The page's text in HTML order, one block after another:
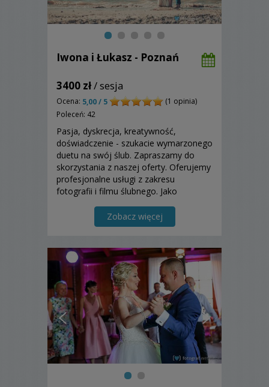
Iwona i Łukasz - Poznań
3400 zł/ sesja
Ocena: 5,00 / 5
(1 opinia)
Poleceń: 42
Pasja, dyskrecja, kreatywność,
doświadczenie - szukacie wymarzonego
duetu na swój ślub. Zapraszamy do
skorzystania z naszej oferty. Oferujemy
profesjonalne usługi z zakresu
fotografii i filmu ślubnego. Jako
ukazując damsko-męski punkt widzenia
w Waszym reportażu. Dron i fotobudka
Zobacz więcej